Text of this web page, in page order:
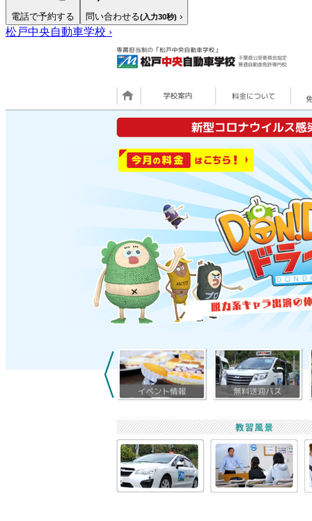
電話で予約する 問い合わせる(入力30秒) ›
松戸中央自動車学校 ›